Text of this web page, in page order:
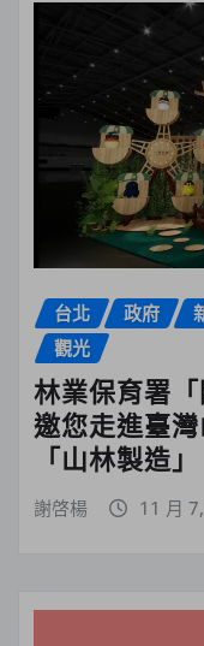
台北 政府
觀光
林業保育署
邀您走進臺
「山林製造」
謝啓楊 11 月